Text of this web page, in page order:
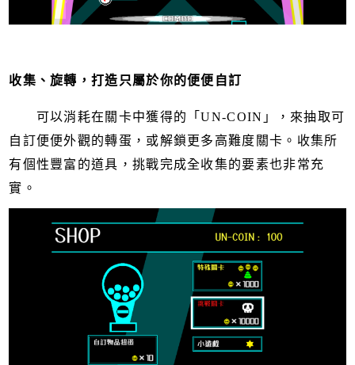
收集、旋轉，打造只屬於你的便便自訂
可以消耗在關卡中獲得的「UN-COIN」，來抽取可
自訂便便外觀的轉蛋，或解鎖更多高難度關卡。收集所
有個性豐富的道具，挑戰完成全收集的要素也非常充
實。